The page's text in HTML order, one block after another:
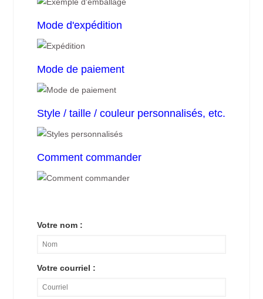
Mode d'expédition
Mode de paiement
Style / taille / couleur personnalisés, etc.
Comment commander
Votre nom :
Votre courriel :